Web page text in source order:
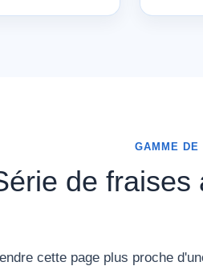
GAMME DE
de fraises
cette page plus proche